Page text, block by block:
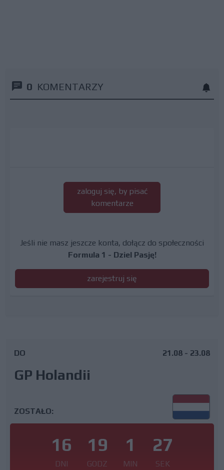
0 KOMENTARZY
zaloguj się, by pisać
komentarze
Jeśli nie masz jeszcze konta, dołącz do społeczności
Formula 1 - Dziel Pasję!
zarejestruj się
DO
GP Holandii
21.08 - 23.08
ZOSTAŁO:
16
DNI
19
GODZ
1
MIN
26
SEK